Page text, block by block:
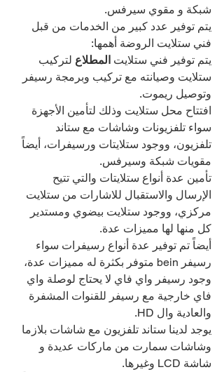
شبكة و مقوي سيرفس.
يتم توفير عدد كبير من الخدمات من قبل
فني ستلايت الروضة أهمها:
يتم توفير فني ستلايت المطلاع لتركيب
ستلايت وصيانته مع تركيب وبرمجة رسيفر
وتوصيل ريموت.
افتتاح محل ستلايت وذلك لتأمين الأجهزة
سواء تلفزيونات وشاشات مع ستاند
تلفزيون، ووجود ستلايتات ورسيفرات، أيضاً
مقويات شبكة وسيرفس.
تأمين عدة أنواع ستلايتات والتي تتيح
الإرسال والاستقبال للاشارات من ستلايت
مركزي، ووجود ستلايت بيضوي ومستدير
كل منها لها مميزات عدة.
أيضاً تم توفير عدة أنواع رسيفرات سواء
رسيفر bein متوفر بكثرة له مميزات عدة،
وجود رسيفر واي فاي لا يحتاج لوصلة واي
فاي خارجية مع رسيفر للقنوات المشفرة
والعادية وال HD.
يوجد لدينا ستاند تلفزيون مع شاشات بلازما
وشاشات سمارت من ماركات عديدة و
شاشة LCD وغيرها.